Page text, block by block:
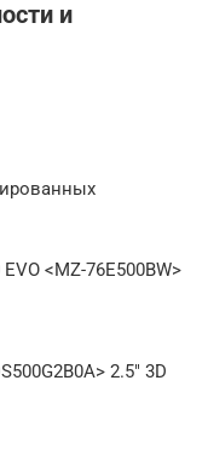
и
<MZ-76E500BW>
2.5″ 3D